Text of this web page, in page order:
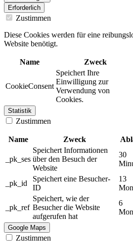
Erforderlich
Zustimmen
Diese Cookies werden für eine
Website benötigt.
Name Zweck
CookieConsent
Speichert Ihre
Einwilligung zur
Verwendung von
Cookies.
Statistik
Zustimmen
Name Zweck
_pk_ses
Speichert Informationen
über den Besuch der
Website
30
_pk_id
Speichert eine Besucher-
ID
13
_pk_ref
Speichert, wie der
Besucher die Website
aufgerufen hat
6
Google Maps
Zustimmen